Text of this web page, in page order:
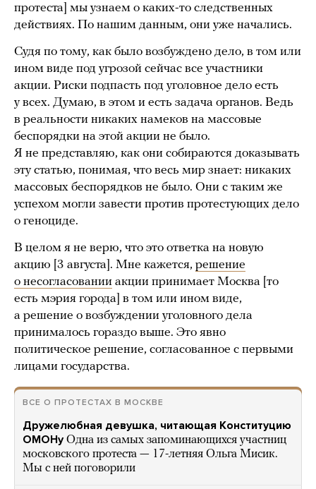
протеста] мы узнаем о каких-то следственных
действиях. По нашим данным, они уже начались.
Судя по тому, как было возбуждено дело, в том или
ином виде под угрозой сейчас все участники
акции. Риски подпасть под уголовное дело есть
у всех. Думаю, в этом и есть задача органов. Ведь
в реальности никаких намеков на массовые
беспорядки на этой акции не было.
Я не представляю, как они собираются доказывать
эту статью, понимая, что весь мир знает: никаких
массовых беспорядков не было. Они с таким же
успехом могли завести против протестующих дело
о геноциде.
В целом я не верю, что это ответка на новую
акцию [3 августа]. Мне кажется, решение
о несогласовании акции принимает Москва [то
есть мэрия города] в том или ином виде,
а решение о возбуждении уголовного дела
принималось гораздо выше. Это явно
политическое решение, согласованное с первыми
лицами государства.
ВСЕ О ПРОТЕСТАХ В МОСКВЕ
Дружелюбная девушка, читающая Конституцию
ОМОНу Одна из самых запоминающихся участниц
московского протеста — 17-летняя Ольга Мисик.
Мы с ней поговорили